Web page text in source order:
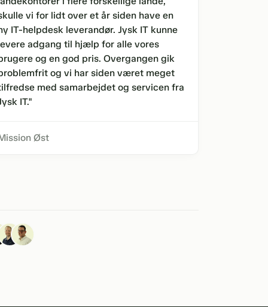
vi for lidt over et år siden have en
IT-helpdesk leverandør. Jysk IT kunne
adgang til hjælp for alle vores
og en god pris. Overgangen gik
og vi har siden været meget
med samarbejdet og servicen fra
IT."
Øst